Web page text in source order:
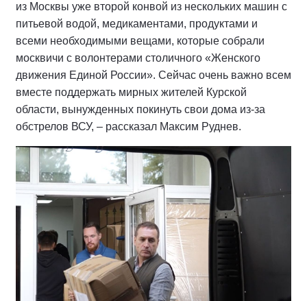
из Москвы уже второй конвой из нескольких машин с
питьевой водой, медикаментами, продуктами и
всеми необходимыми вещами, которые собрали
москвичи с волонтерами столичного «Женского
движения Единой России». Сейчас очень важно всем
вместе поддержать мирных жителей Курской
области, вынужденных покинуть свои дома из-за
обстрелов ВСУ, – рассказал Максим Руднев.